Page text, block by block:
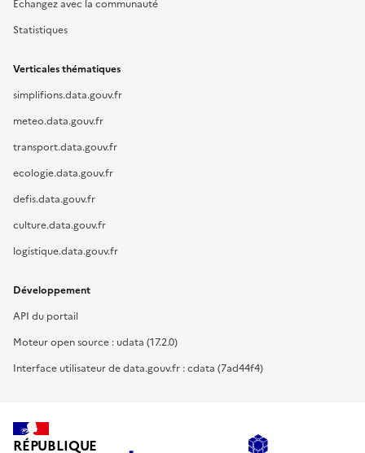
Échangez avec la communauté
Statistiques
Verticales thématiques
simplifions.data.gouv.fr
meteo.data.gouv.fr
transport.data.gouv.fr
ecologie.data.gouv.fr
defis.data.gouv.fr
culture.data.gouv.fr
logistique.data.gouv.fr
Développement
API du portail
Moteur open source : udata (17.2.0)
Interface utilisateur de data.gouv.fr : cdata (7ad44f4)
RÉPUBLIQUE